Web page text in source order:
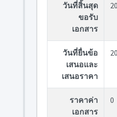
วันที่สิ้นสุด
ขอรับ
เอกสาร
วันที่ยื่นข้อ
เสนอและ
เสนอราคา
ราคาค่า
เอกสาร
0